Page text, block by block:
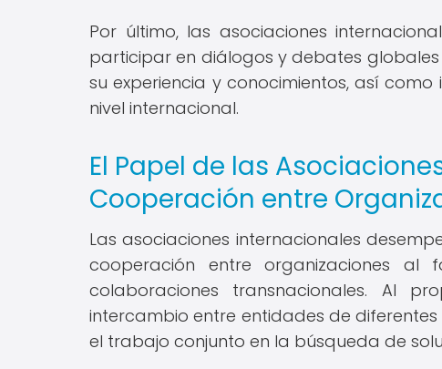
Por último, las asociaciones
participar en diálogos y debates
su experiencia y conocimientos, así
nivel internacional.
El Papel de las
Cooperación entre
Las asociaciones internacionales
cooperación entre organizaciones
colaboraciones transnacionales. Al
intercambio entre entidades de
el trabajo conjunto en la búsqueda de